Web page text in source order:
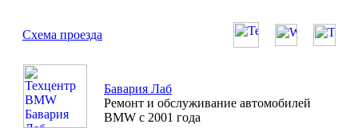
Схема проезда
Бавария Лаб
Ремонт и обслуживание автомобилей
BMW с 2001 года